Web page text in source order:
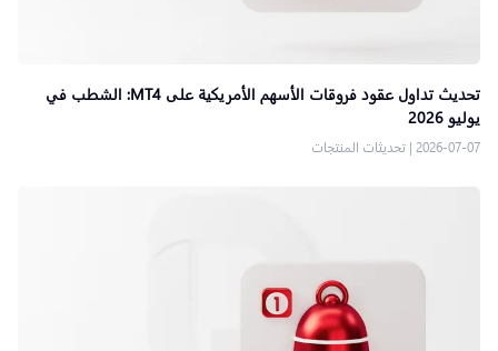
تحديث تداول عقود فروقات الأسهم الأمريكية على MT4: الشطب في
يوليو 2026
2026-07-07
| تحديثات المنتجات